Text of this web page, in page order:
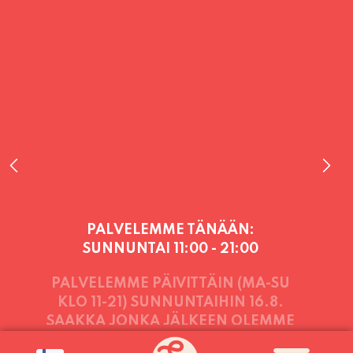
PALVELEMME TÄNÄÄN:
SUNNUNTAI 11:00 - 21:00
PALVELEMME PÄIVITTÄIN (MA-SU
KLO 11-21) SUNNUNTAIHIN 16.8.
SAAKKA JONKA JÄLKEEN OLEMME
AVOINNA VIIKONLOPPUISIN (PE-